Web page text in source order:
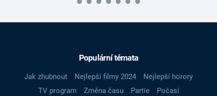
Populární témata
Jak zhubnout Nejlepší filmy 2024
Nejlepší horory
TV program
Změna času Partie
Počasí